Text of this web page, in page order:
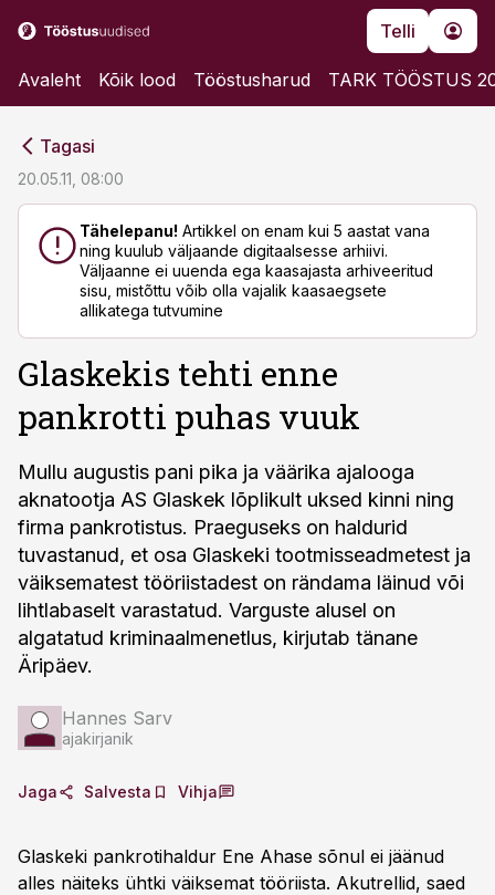
Telli
Avaleht Kõik lood Tööstusharud TARK TÖÖSTUS
Tagasi
20.05.11, 08:00
Tähelepanu! Artikkel on enam kui 5 aastat vana
ning kuulub väljaande digitaalsesse arhiivi.
Väljaanne ei uuenda ega kaasajasta arhiveeritud
sisu, mistõttu võib olla vajalik kaasaegsete
allikatega tutvumine
Glaskekis tehti enne
pankrotti puhas vuuk
Mullu augustis pani pika ja väärika ajalooga
aknatootja AS Glaskek lõplikult uksed kinni ning
firma pankrotistus. Praeguseks on haldurid
tuvastanud, et osa Glaskeki tootmisseadmetest ja
väiksematest tööriistadest on rändama läinud või
lihtlabaselt varastatud. Varguste alusel on
algatatud kriminaalmenetlus, kirjutab tänane
Äripäev.
Hannes Sarv
ajakirjanik
Jaga Salvesta Vihja
Glaskeki pankrotihaldur Ene Ahase sõnul ei jäänud
alles näiteks ühtki väiksemat tööriista. Akutrellid, saed